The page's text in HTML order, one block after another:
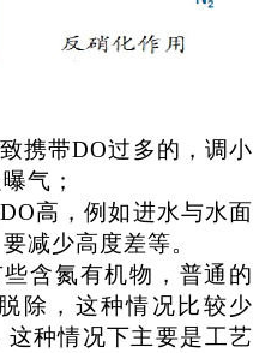
携带DO过多的，调小
气；
DO高，例如进水与水面
减少高度差等。
些含氮有机物，普通的
除，这种情况比较少
这种情况下主要是工艺